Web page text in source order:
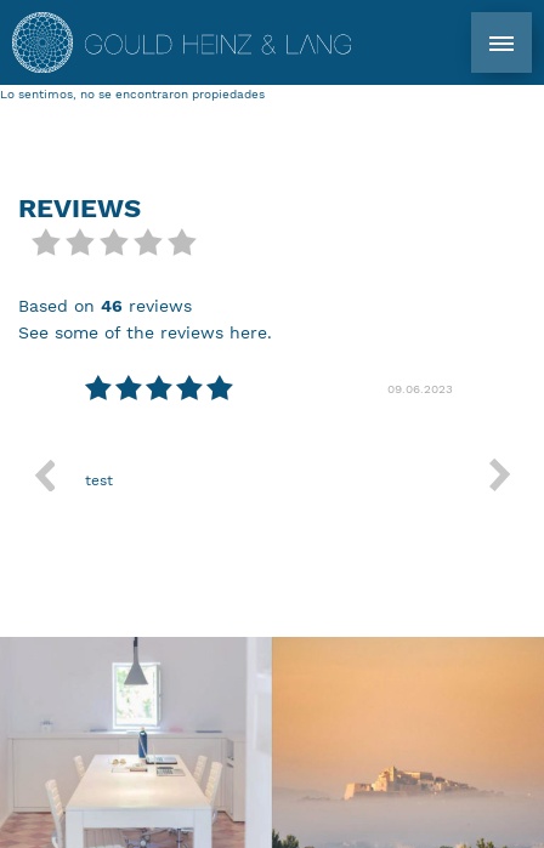
INMOBILIARIA IBIZA
PARA PROPIETARIOS
GUÍA DE IBIZA
Lo sentimos, no se encontraron propiedades
REVIEWS
based on 46 reviews
see some of the reviews here.
09.06.2023
test